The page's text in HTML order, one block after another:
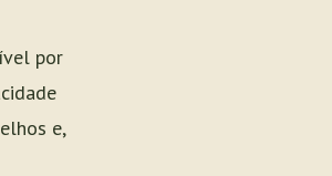
por
e,